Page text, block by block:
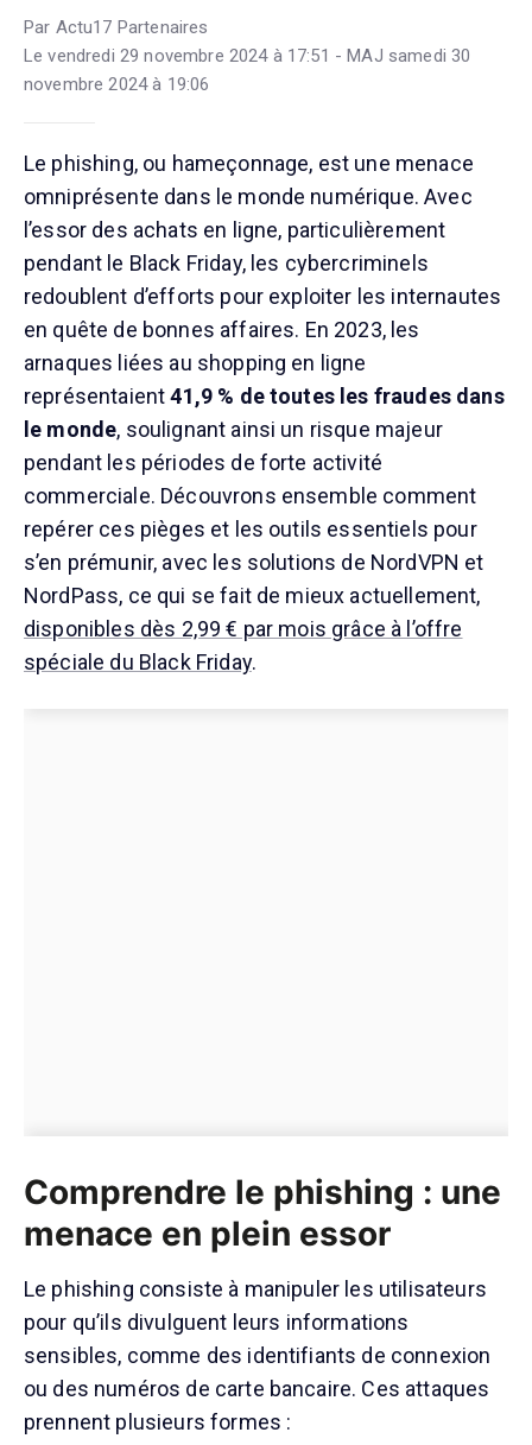
Par Actu17 Partenaires
Le vendredi 29 novembre 2024 à 17:51 - MAJ samedi 30
novembre 2024 à 19:06
Le phishing, ou hameçonnage, est une menace
omniprésente dans le monde numérique. Avec
l’essor des achats en ligne, particulièrement
pendant le Black Friday, les cybercriminels
redoublent d’efforts pour exploiter les internautes
en quête de bonnes affaires. En 2023, les
arnaques liées au shopping en ligne
représentaient41,9 % de toutes les fraudes dans
le monde, soulignant ainsi un risque majeur
pendant les périodes de forte activité
commerciale. Découvrons ensemble comment
repérer ces pièges et les outils essentiels pour
s’en prémunir, avec les solutions de NordVPN et
NordPass, ce qui se fait de mieux actuellement,
disponibles dès 2,99 € par mois grâce à l’offre
spéciale du Black Friday.
Comprendre le phishing : une
menace en plein essor
Le phishing consiste à manipuler les utilisateurs
pour qu’ils divulguent leurs informations
sensibles, comme des identifiants de connexion
ou des numéros de carte bancaire. Ces attaques
prennent plusieurs formes :